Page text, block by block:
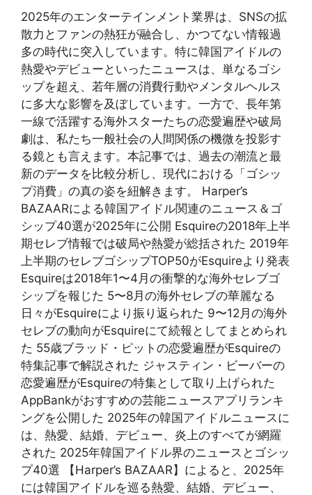
2025年のエンターテインメント業界は、SNSの拡
散力とファンの熱狂が融合し、かつてない情報過
多の時代に突入しています。特に韓国アイドルの
熱愛やデビューといったニュースは、単なるゴシ
ップを超え、若年層の消費行動やメンタルヘルス
に多大な影響を及ぼしています。一方で、長年第
一線で活躍する海外スターたちの恋愛遍歴や破局
劇は、私たち一般社会の人間関係の機微を投影す
る鏡とも言えます。本記事では、過去の潮流と最
新のデータを比較分析し、現代における「ゴシッ
プ消費」の真の姿を紐解きます。 Harper’s
BAZAARによる韓国アイドル関連のニュース＆ゴ
シップ40選が2025年に公開 Esquireの2018年上半
期セレブ情報では破局や熱愛が総括された 2019年
上半期のセレブゴシップTOP50がEsquireより発表
Esquireは2018年1〜4月の衝撃的な海外セレブゴ
シップを報じた 5〜8月の海外セレブの華麗なる
日々がEsquireにより振り返られた 9〜12月の海外
セレブの動向がEsquireにて続報としてまとめられ
た 55歳ブラッド・ピットの恋愛遍歴がEsquireの
特集記事で解説された ジャスティン・ビーバーの
恋愛遍歴がEsquireの特集として取り上げられた
AppBankがおすすめの芸能ニュースアプリランキ
ングを公開した 2025年の韓国アイドルニュースに
は、熱愛、結婚、デビュー、炎上のすべてが網羅
された 2025年韓国アイドル界のニュースとゴシッ
プ40選 【Harper’s BAZAAR】によると、2025年
には韓国アイドルを巡る熱愛、結婚、デビュー、